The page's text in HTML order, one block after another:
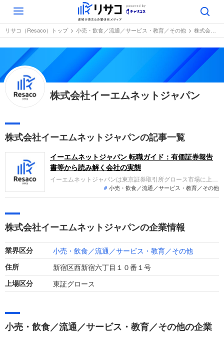
Toggle
navigation
リサコ（Resaco）トップ 小売・飲食／流通／サービス・教育／その他 株式会社イーエムネットジャパン
株式会社イーエムネットジャパン
株式会社イーエムネットジャパンの記事一覧
イーエムネットジャパン 転職ガイド：有価証券報告
書等から読み解く会社の実態
イーエムネットジャパンは東京証券取引所グロース市場に上場
し、運用型を中心としたインターネット広告事業を展開する企
業です。直近の業績では、代理店業の営業強化や親会社のソフ
います。
小売・飲食／流通／サービス・教育／その他
株式会社イーエムネットジャパンの企業情報
業界区分 小売・飲食／流通／サービス・教育／その他
住所 新宿区西新宿六丁目１０番１号
上場区分 東証グロース
小売・飲食／流通／サービス・教育／その他の企業